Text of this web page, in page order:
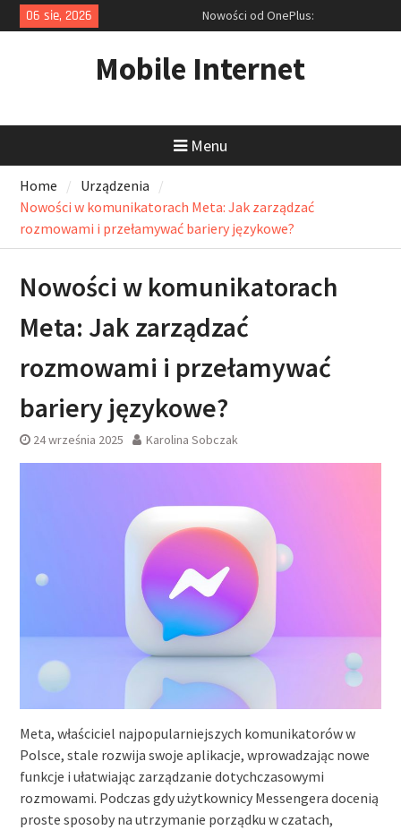
Skip
to
06 sie, 2026
Nowości od OnePlus:
Przedpremierowy test Nord 5 i
akcesoriów
tanio kupić sprzęt i opanować
zrzuty ekranu?
Ofensywa Samsunga: Od
inteligentne okulary z AI
Mobile Internet
Menu
Home
Urządzenia
Nowości w komunikatorach Meta: Jak zarządzać
rozmowami i przełamywać bariery językowe?
Nowości w komunikatorach
Meta: Jak zarządzać
rozmowami i przełamywać
bariery językowe?
24 września 2025 Karolina Sobczak
Meta, właściciel najpopularniejszych komunikatorów w
Polsce, stale rozwija swoje aplikacje, wprowadzając nowe
funkcje i ułatwiając zarządzanie dotychczasowymi
rozmowami. Podczas gdy użytkownicy Messengera docenią
proste sposoby na utrzymanie porządku w czatach,